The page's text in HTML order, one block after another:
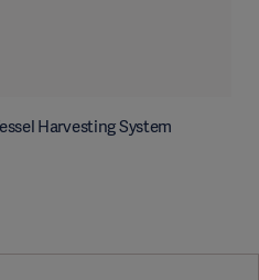
Harvesting System